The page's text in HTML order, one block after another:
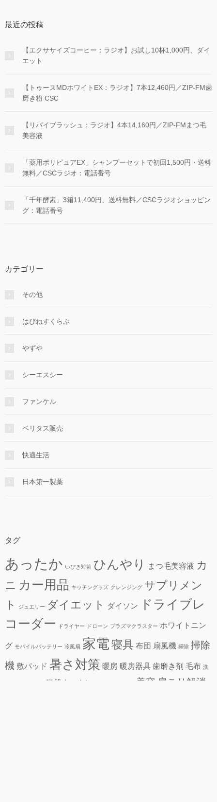
最近の投稿
【エクササイズコーヒー：ラジオ】お試し10杯1,000円、ダイ
エット
【トゥースMDホワイトEX：ラジオ】7本12,460円／ZIP-FM歯
磨き粉 CSC
【リバイブラッシュ：ラジオ】4本14,160円／ZIP-FMまつ毛
美容液
「薬用ポリピュアEX」シャンプーセットで初回1,500円・送料
無料／CSCラジオ：電話番号
「千年酵素」3箱11,400円、送料無料／CSCラジオショッピン
グ：電話番号
カテゴリー
その他
はぴねすくらぶ
やずや
シーエスシー
ファンケル
ベリタス販売
快適生活
日本第一製薬
タグ
あったか いびき対策 ひんやり まつ毛美容液 カ
ニ カー用品 キッチングッズ クレンジング サプリメン
ト
ジュエリー ダイエット ダイソン
ドライブレ
コーダー
ドライヤー ドローン プラズマクラスター ホワイトニン
グ モバイルバッテリー 冷風扇 家電寝具 布団 扇風機 掃除 掃除
機 敷パッド 暑さ対策 暖房 暖房器具 歯磨き剤 毛布 洗
磁器ネックレス 美容 肩こり解消